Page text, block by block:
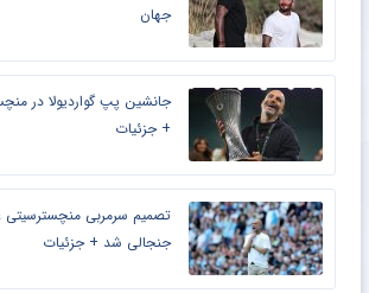
جهان
جانشین پپ گواردیولا در
+ جزئیات
تصمیم سرمربی منچسترسیتی
جنجالی شد + جزئیات